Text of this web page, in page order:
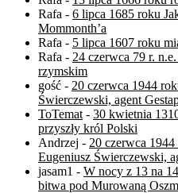
Rafa - 6 lipca 1685 roku
Mommonth’a
Rafa - 5 lipca 1607 roku
Rafa - 24 czerwca 79 r.
rzymskim
gość - 20 czerwca 1944
Świerczewski, agent
ToTemat - 30 kwietnia
przyszły król Polski
Andrzej - 20 czerwca 1944
Eugeniusz Świerczewski,
jasam1 - W nocy z 13 na
bitwa pod Murowaną